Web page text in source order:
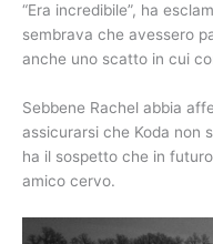
“Era incredibile”, ha
sembrava che avessero
anche uno scatto in cui
Sebbene Rachel abbia
assicurarsi che Koda non
ha il sospetto che in
amico cervo.